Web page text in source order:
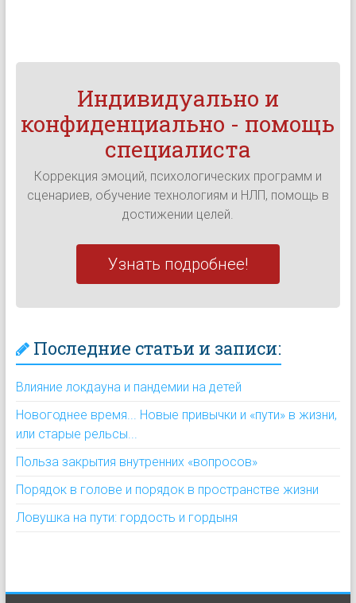
Индивидуально и
конфиденциально - помощь
специалиста
Коррекция эмоций, психологических программ и
сценариев, обучение технологиям и НЛП, помощь в
достижении целей.
Узнать подробнее!
Последние статьи и записи:
Влияние локдауна и пандемии на детей
Новогоднее время... Новые привычки и «пути» в жизни,
или старые рельсы...
Польза закрытия внутренних «вопросов»
Порядок в голове и порядок в пространстве жизни
Ловушка на пути: гордость и гордыня